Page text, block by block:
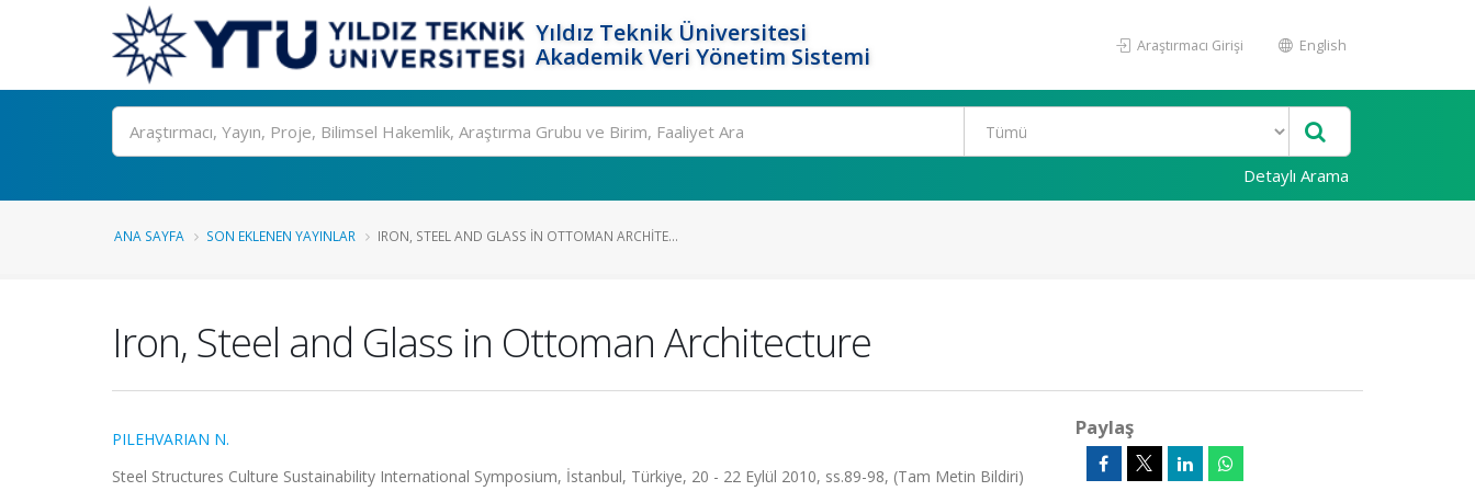
Yıldız Teknik Üniversitesi
Akademik Veri Yönetim Sistemi
Araştırmacı Girişi English
Ara
Detaylı Arama
ANA SAYFA SON EKLENEN YAYINLAR IRON, STEEL AND GLASS IN OTTOMAN ARCHITE...
Iron, Steel and Glass in Ottoman Architecture
PILEHVARIAN N.
Steel Structures Culture Sustainability International Symposium, İstanbul, Türkiye, 20 - 22 Eylül 2010, ss.89-98, (Tam Metin Bildiri)
Paylaş